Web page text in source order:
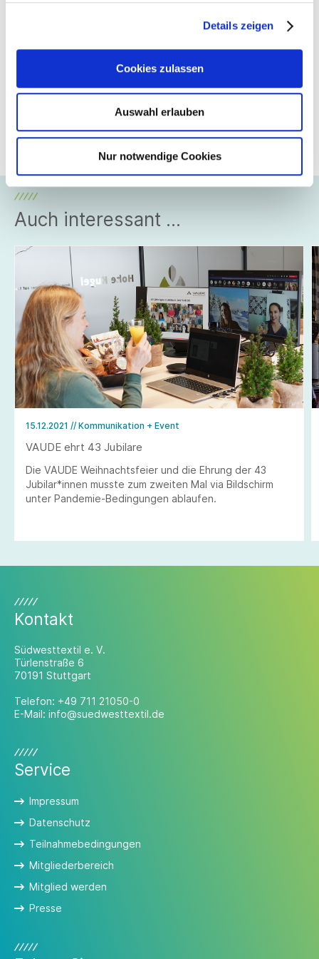
Details zeigen
Cookies zulassen
Auswahl erlauben
Nur notwendige Cookies
Mehr zum Thema
Großer Preis des Mittelstandes
Auch interessant ...
15.12.2021 // Kommunikation + Event
VAUDE ehrt 43 Jubilare
Die VAUDE Weihnachtsfeier und die Ehrung der 43
Jubilar*innen musste zum zweiten Mal via Bildschirm
unter Pandemie-Bedingungen ablaufen.
Kontakt
Südwesttextil e. V.
Türlenstraße 6
70191 Stuttgart
Telefon: +49 711 21050-0
E-Mail: info@suedwesttextil.de
Service
Impressum
Datenschutz
Teilnahmebedingungen
Mitgliederbereich
Mitglied werden
Presse